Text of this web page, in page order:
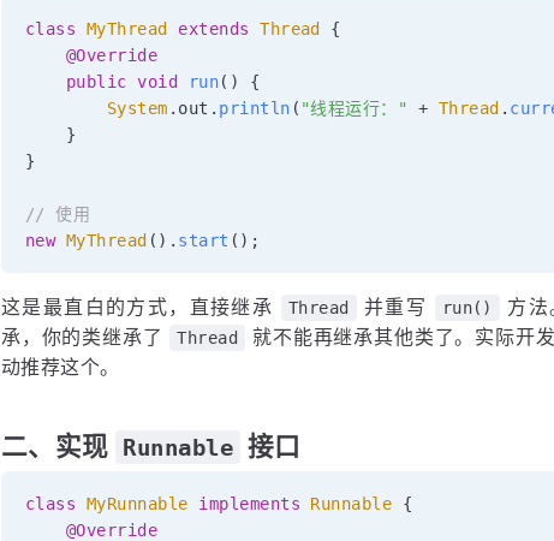
class MyThread extends Thread
{
@Override
public void run( )
{
System . out . println ( "线程运行：" + Thread .
}
}
// 使用
new MyThread ( ) . start ( ) ;
这是最直白的方式，直接继承 Thread 并重写 run()
方
承，你的类继承了
Thread
就不能再继承其他类了。实际开
动推荐这个。
二、实现 Runnable 接口
class MyRunnable implements Runnable
{
@Override